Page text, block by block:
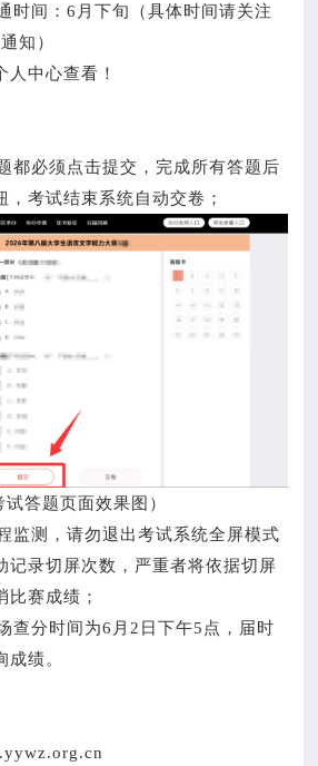
时间：6月下旬（具体时间请关注
知）
人中心查看！
都必须点击提交，完成所有答题后
，考试结束系统自动交卷；
试答题页面效果图）
监测，请勿退出考试系统全屏模式
记录切屏次数，严重者将依据切屏
比赛成绩；
查分时间为6月2日下午5点，届时
绩。